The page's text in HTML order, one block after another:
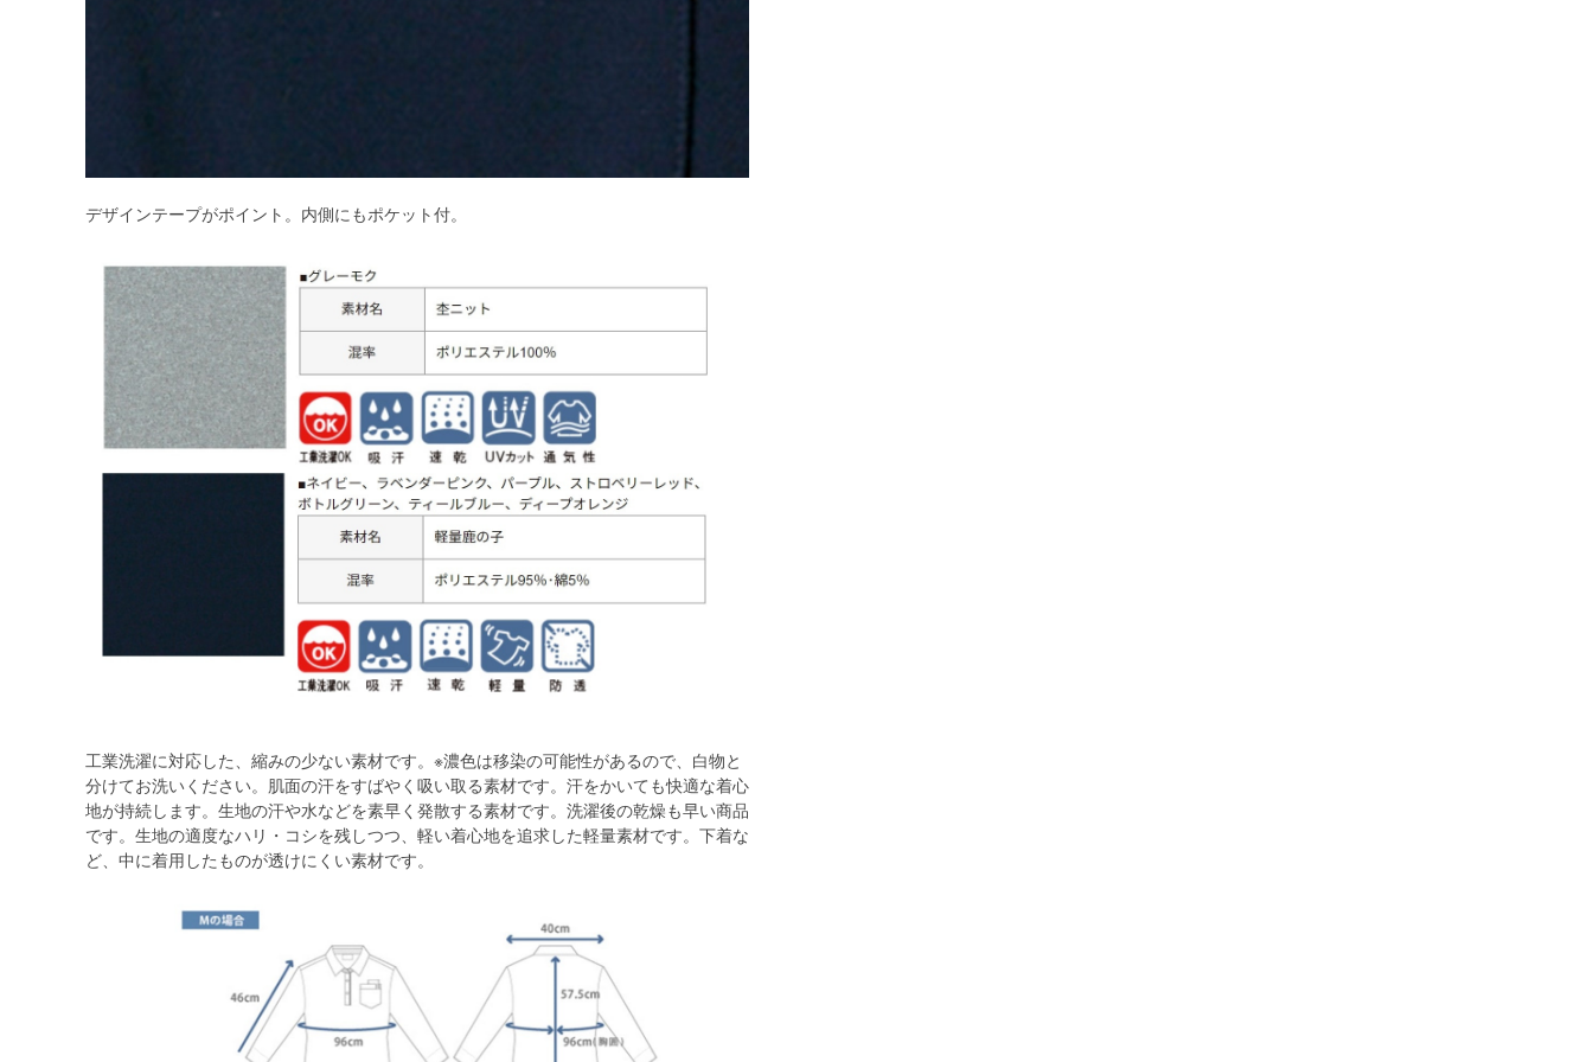
デザインテープがポイント。内側にもポケット付。
工業洗濯に対応した、縮みの少ない素材です。※濃色は移染の可能性があるので、白物と
分けてお洗いください。肌面の汗をすばやく吸い取る素材です。汗をかいても快適な着心
地が持続します。生地の汗や水などを素早く発散する素材です。洗濯後の乾燥も早い商品
です。生地の適度なハリ・コシを残しつつ、軽い着心地を追求した軽量素材です。下着な
ど、中に着用したものが透けにくい素材です。